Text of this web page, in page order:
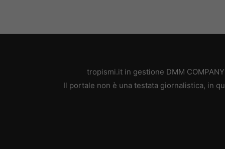
tropismi.it in gestione DMM
Il portale non è una testata giornalistica, in